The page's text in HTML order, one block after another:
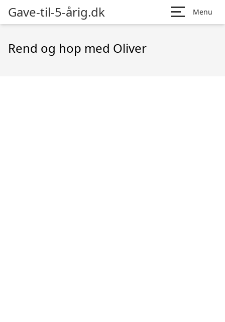
Gave-til-5-årig.dk Menu
Rend og hop med Oliver